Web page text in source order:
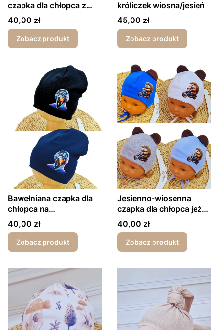
czapka dla chłopca z
wywinięciem
Cena
40,00 zł
Zobacz produkt
króliczek wiosna/jesień
Cena
45,00 zł
Zobacz produkt
Bawełniana czapka dla
chłopca na
wiosnę/jesień Doberman
Cena
40,00 zł
Zobacz produkt
Jesienno-wiosenna
czapka dla chłopca jeżyk
na motorze
Cena
40,00 zł
Zobacz produkt